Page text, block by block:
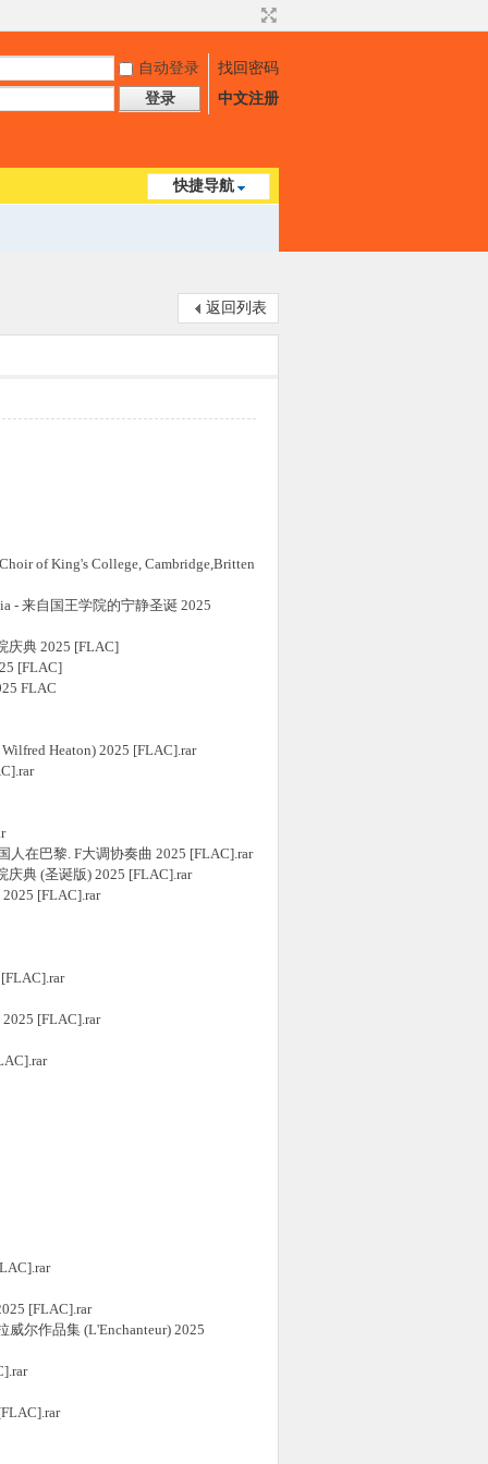
自动登录
找回密码
登录 中文注册
快捷导航
返回列表
of King's College, Cambridge,Britten
- 来自国王学院的宁静圣诞 2025
庆典 2025 [FLAC]
[FLAC]
FLAC
Heaton) 2025 [FLAC].rar
人在巴黎. F大调协奏曲 2025 [FLAC].rar
庆典 (圣诞版) 2025 [FLAC].rar
[FLAC].rar
[FLAC].rar
[FLAC].rar
威尔作品集 (L'Enchanteur) 2025